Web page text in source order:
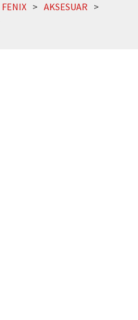
FENIX
AKSESUAR